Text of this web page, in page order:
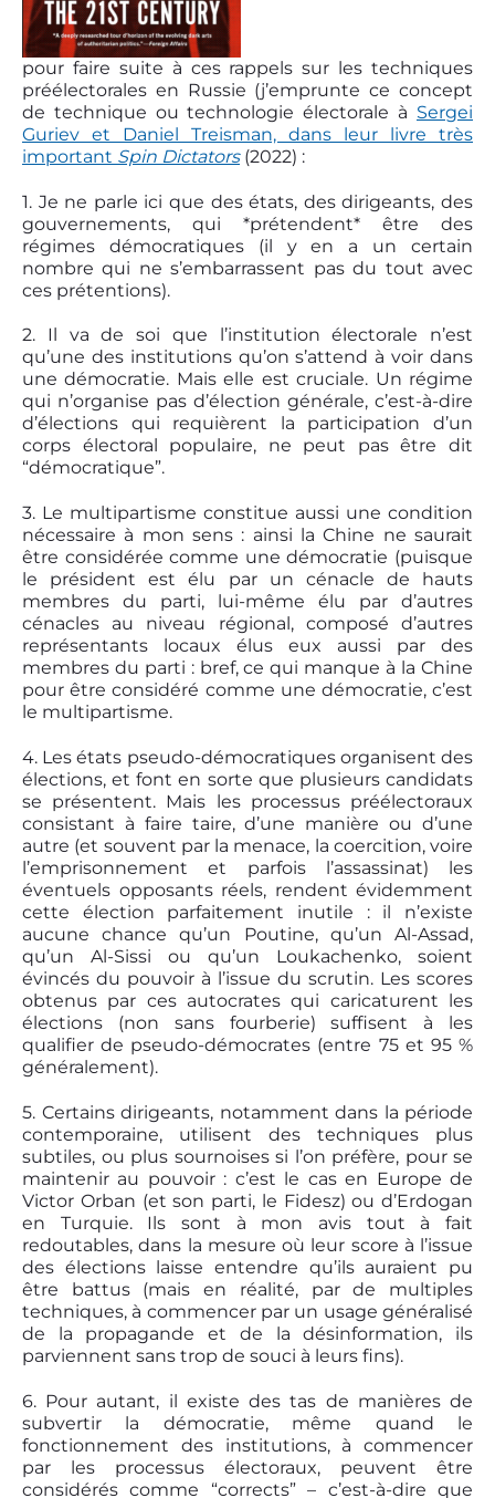
pour faire suite à ces rappels sur les techniques
préélectorales en Russie (j’emprunte ce concept
de technique ou technologie électorale à Sergei
Guriev et Daniel Treisman, dans leur livre très
important Spin Dictators(2022) :
1. Je ne parle ici que des états, des dirigeants, des
gouvernements, qui *prétendent* être des
régimes démocratiques (il y en a un certain
nombre qui ne s’embarrassent pas du tout avec
ces prétentions).
2. Il va de soi que l’institution électorale n’est
qu’une des institutions qu’on s’attend à voir dans
une démocratie. Mais elle est cruciale. Un régime
qui n’organise pas d’élection générale, c’est-à-dire
d’élections qui requièrent la participation d’un
corps électoral populaire, ne peut pas être dit
“démocratique”.
3. Le multipartisme constitue aussi une condition
nécessaire à mon sens : ainsi la Chine ne saurait
être considérée comme une démocratie (puisque
le président est élu par un cénacle de hauts
membres du parti, lui-même élu par d’autres
cénacles au niveau régional, composé d’autres
représentants locaux élus eux aussi par des
membres du parti : bref, ce qui manque à la Chine
pour être considéré comme une démocratie, c’est
le multipartisme.
4. Les états pseudo-démocratiques organisent des
élections, et font en sorte que plusieurs candidats
se présentent. Mais les processus préélectoraux
consistant à faire taire, d’une manière ou d’une
autre (et souvent par la menace, la coercition, voire
l’emprisonnement et parfois l’assassinat) les
éventuels opposants réels, rendent évidemment
cette élection parfaitement inutile : il n’existe
aucune chance qu’un Poutine, qu’un Al-Assad,
qu’un Al-Sissi ou qu’un Loukachenko, soient
évincés du pouvoir à l’issue du scrutin. Les scores
obtenus par ces autocrates qui caricaturent les
élections (non sans fourberie) suffisent à les
qualifier de pseudo-démocrates (entre 75 et 95 %
généralement).
5. Certains dirigeants, notamment dans la période
contemporaine, utilisent des techniques plus
subtiles, ou plus sournoises si l’on préfère, pour se
maintenir au pouvoir : c’est le cas en Europe de
Victor Orban (et son parti, le Fidesz) ou d’Erdogan
en Turquie. Ils sont à mon avis tout à fait
redoutables, dans la mesure où leur score à l’issue
des élections laisse entendre qu’ils auraient pu
être battus (mais en réalité, par de multiples
techniques, à commencer par un usage généralisé
de la propagande et de la désinformation, ils
parviennent sans trop de souci à leurs fins).
6. Pour autant, il existe des tas de manières de
subvertir la démocratie, même quand le
fonctionnement des institutions, à commencer
par les processus électoraux, peuvent être
considérés comme “corrects” – c’est-à-dire que